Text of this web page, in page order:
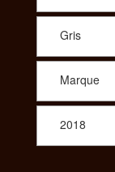
Gris
Marque
2018